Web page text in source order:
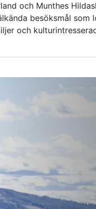
och Munthes
besöks­mål som
och